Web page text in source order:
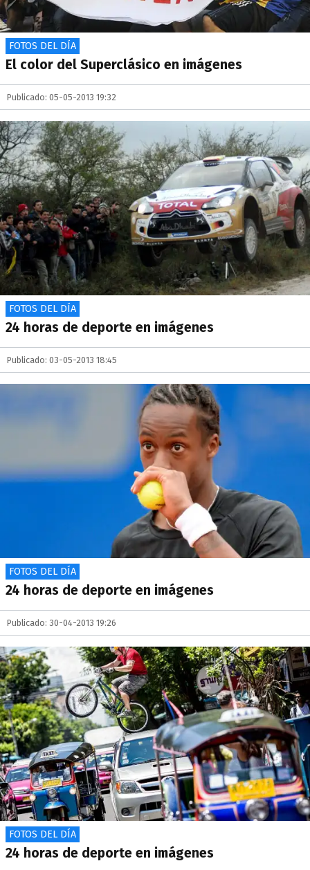
FOTOS DEL DÍA
El color del Superclásico en imágenes
Publicado: 05-05-2013 19:32
FOTOS DEL DÍA
24 horas de deporte en imágenes
Publicado: 03-05-2013 18:45
FOTOS DEL DÍA
24 horas de deporte en imágenes
Publicado: 30-04-2013 19:26
FOTOS DEL DÍA
24 horas de deporte en imágenes